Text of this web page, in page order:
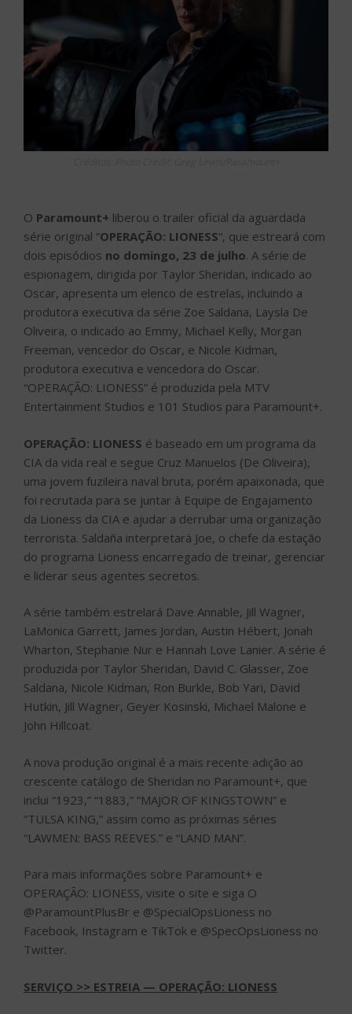
O Paramount+ liberou o trailer oficial da aguardada
série original “OPERAÇÃO: LIONESS“, que estreará com
dois episódios no domingo, 23 de julho. A série de
espionagem, dirigida por Taylor Sheridan, indicado ao
Oscar, apresenta um elenco de estrelas, incluindo a
produtora executiva da série Zoe Saldana, Laysla De
Oliveira, o indicado ao Emmy, Michael Kelly, Morgan
Freeman, vencedor do Oscar, e Nicole Kidman,
produtora executiva e vencedora do Oscar.
“OPERAÇÃO: LIONESS” é produzida pela MTV
Entertainment Studios e 101 Studios para Paramount+.
OPERAÇÃO: LIONESS é baseado em um programa da
CIA da vida real e segue Cruz Manuelos (De Oliveira),
uma jovem fuzileira naval bruta, porém apaixonada, que
foi recrutada para se juntar à Equipe de Engajamento
da Lioness da CIA e ajudar a derrubar uma organização
terrorista. Saldaña interpretará Joe, o chefe da estação
do programa Lioness encarregado de treinar, gerenciar
e liderar seus agentes secretos.
A série também estrelará Dave Annable, Jill Wagner,
LaMonica Garrett, James Jordan, Austin Hébert, Jonah
Wharton, Stephanie Nur e Hannah Love Lanier. A série é
produzida por Taylor Sheridan, David C. Glasser, Zoe
Saldana, Nicole Kidman, Ron Burkle, Bob Yari, David
Hutkin, Jill Wagner, Geyer Kosinski, Michael Malone e
John Hillcoat.
A nova produção original é a mais recente adição ao
crescente catálogo de Sheridan no Paramount+, que
inclui “1923,” “1883,” “MAJOR OF KINGSTOWN” e
“TULSA KING,” assim como as próximas séries
“LAWMEN: BASS REEVES.” e “LAND MAN”.
Para mais informações sobre Paramount+ e
OPERAÇÃO: LIONESS, visite o site e siga O
@ParamountPlusBr e @SpecialOpsLioness no
Facebook, Instagram e TikTok e @SpecOpsLioness no
Twitter.
SERVIÇO >> ESTREIA — OPERAÇÃO: LIONESS